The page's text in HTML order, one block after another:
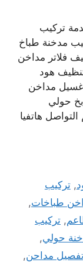
تركيب
مدخنة طباخ
فلاتر مداخن
هود
غسيل مداخن
حولي
هاتفيا
,تركيب
طباخات,
, تركيب
حولي,
مداحن,